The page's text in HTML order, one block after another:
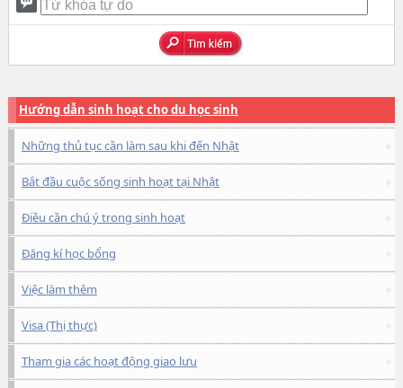
Hướng dẫn sinh hoạt cho du học sinh
Những thủ tục cần làm sau khi đến Nhật
Bắt đầu cuộc sống sinh hoạt tại Nhật
Điều cần chú ý trong sinh hoạt
Đăng kí học bổng
Việc làm thêm
Visa (Thị thực)
Tham gia các hoạt động giao lưu